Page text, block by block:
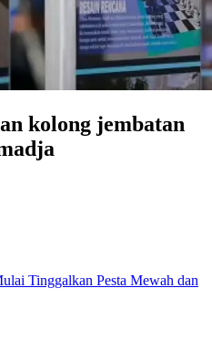
kolong jembatan
Tinggalkan Pesta Mewah dan